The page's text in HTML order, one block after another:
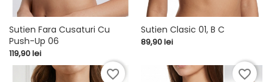
Sutien Fara Cusaturi Cu
Push-Up 06
Pret
119,90 lei
Sutien Clasic 01, B C
Pret
89,90 lei
favorite_border favorite_border